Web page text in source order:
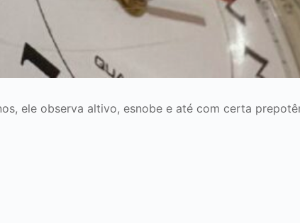
ele observa altivo, esnobe e até com certa